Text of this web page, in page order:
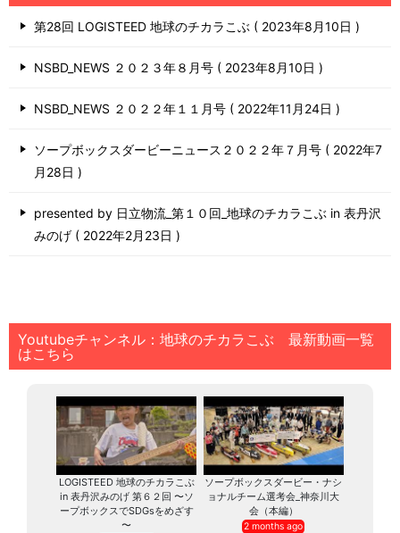
第28回 LOGISTEED 地球のチカラこぶ 2023年8月10日
NSBD_NEWS ２０２３年８月号 2023年8月10日
NSBD_NEWS ２０２２年１１月号 2022年11月24日
ソープボックスダービーニュース２０２２年７月号
2022年7
月28日
presented by 日立物流_第１０回_地球のチカラこぶ in 表丹沢
みのげ
2022年2月23日
Youtubeチャンネル：地球のチカラこぶ 最新動画一覧
はこちら
LOGISTEED 地球のチカラこぶ
in 表丹沢みのげ 第６２回 〜ソ
ープボックスでSDGsをめざす
〜
ソープボックスダービー・ナシ
ョナルチーム選考会_神奈川大
会（本編）
2 months ago